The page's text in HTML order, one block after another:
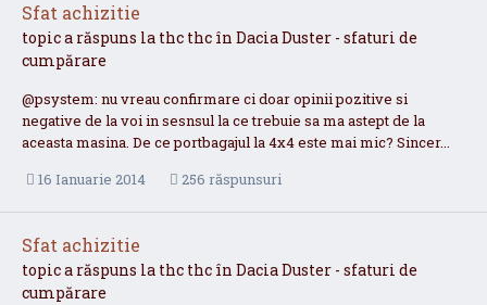
Sfat achizitie
topic a răspuns la thc thc în Dacia Duster - sfaturi de
cumpărare
@psystem: nu vreau confirmare ci doar opinii pozitive si
negative de la voi in sesnsul la ce trebuie sa ma astept de la
aceasta masina. De ce portbagajul la 4x4 este mai mic? Sincer...
16 Ianuarie 2014
256 răspunsuri
Sfat achizitie
topic a răspuns la thc thc în Dacia Duster - sfaturi de
cumpărare